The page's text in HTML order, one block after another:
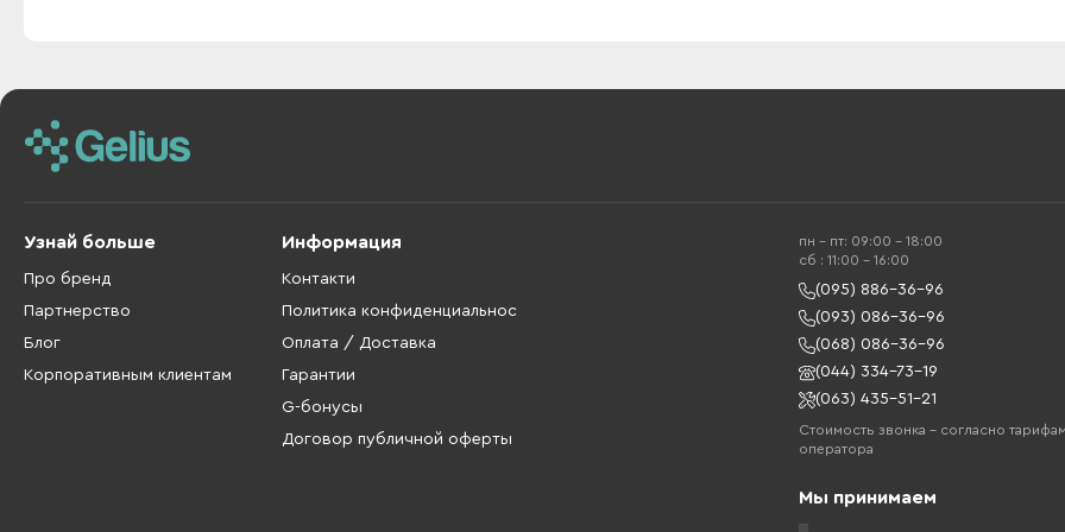
Узнай больше
Про бренд
Партнерство
Блог
Корпоративным клиентам
Информация
Контакти
Политика конфиденциальнос
Оплата / Доставка
Гарантии
G-бонусы
Договор публичной оферты
пн - пт: 09:00 - 18:00
cб : 11:00 - 16:00
(095) 886-36-96
(093) 086-36-96
(068) 086-36-96
(044) 334-73-19
(063) 435-51-21
Стоимость звонка – согласно
оператора
Мы принимаем